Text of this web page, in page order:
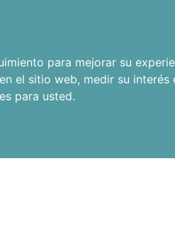
para mejorar su
el sitio web, medir su
para usted.